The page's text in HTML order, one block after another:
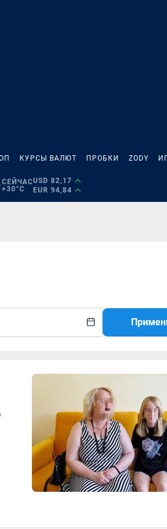
КУРСЫ ВАЛЮТ ПРОБКИ ZODY
СЕЙЧАС
+30°C
USD 82,17
EUR 94,84